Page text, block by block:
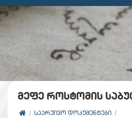
მეფე როსტომის
ᲡᲐᲐᲠᲥᲘᲕᲝ ᲓᲝᲙᲣᲛᲔᲜᲢᲔᲑᲘ